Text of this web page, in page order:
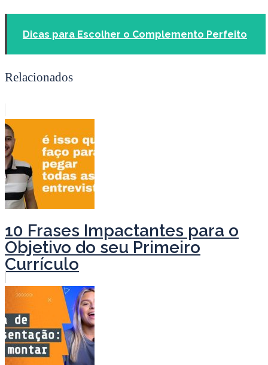
Dicas para Escolher o Complemento Perfeito
Relacionados
10 Frases Impactantes para o
Objetivo do seu Primeiro
Currículo